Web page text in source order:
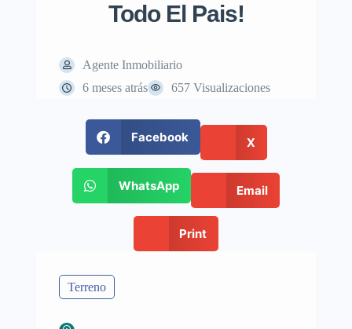
Todo El Pais!
Agente Inmobiliario
6 meses atrás
657 Visualizaciones
Facebook X
WhatsApp Email
Print
Terreno